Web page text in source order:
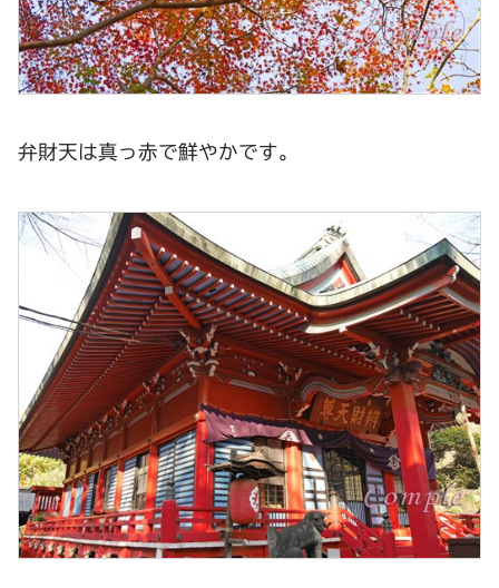
弁財天は真っ赤で鮮やかです。